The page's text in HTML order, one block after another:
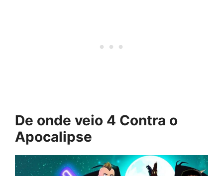
De onde veio 4 Contra o
Apocalipse